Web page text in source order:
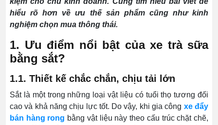
hiểu rõ hơn về ưu thế sản phẩm cũng như kinh
nghiệm chọn mua thông thái.
1. Ưu điểm nổi bật của xe trà sữa
bằng sắt?
1.1. Thiết kế chắc chắn, chịu tải lớn
Sắt là một trong những loại vật liệu có tuổi thọ tương đối
cao và khả năng chịu lực tốt. Do vậy, khi gia công xe đẩy
bán hàng rong bằng vật liệu này theo cấu trúc chặt chẽ,